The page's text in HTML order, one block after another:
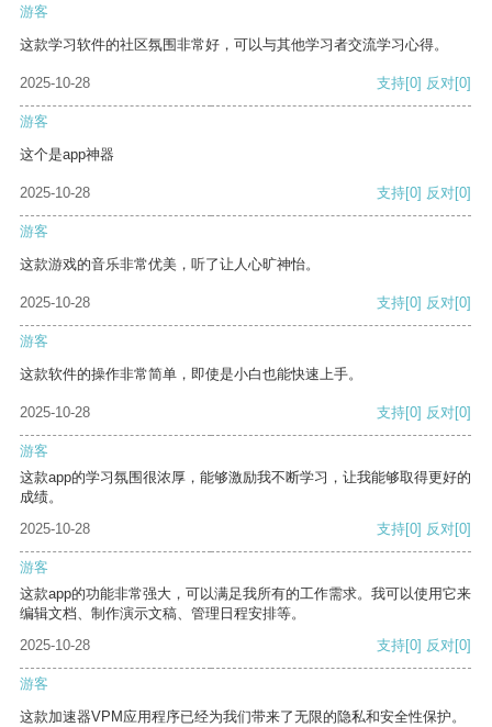
游客
这款学习软件的社区氛围非常好，可以与其他学习者交流学习心得。
2025-10-28 支持[0] 反对[0]
游客
这个是app神器
2025-10-28 支持[0] 反对[0]
游客
这款游戏的音乐非常优美，听了让人心旷神怡。
2025-10-28 支持[0] 反对[0]
游客
这款软件的操作非常简单，即使是小白也能快速上手。
2025-10-28 支持[0] 反对[0]
游客
这款app的学习氛围很浓厚，能够激励我不断学习，让我能够取得更好的
成绩。
2025-10-28
支持[0] 反对[0]
游客
这款app的功能非常强大，可以满足我所有的工作需求。我可以使用它来
编辑文档、制作演示文稿、管理日程安排等。
2025-10-28
支持[0] 反对[0]
游客
这款加速器VPM应用程序已经为我们带来了无限的隐私和安全性保护。